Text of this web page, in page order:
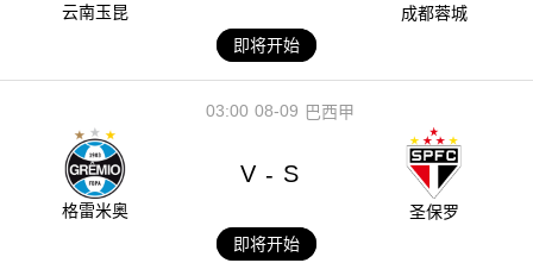
云南玉昆
成都蓉城
即将开始
08-09
03:00 巴西甲
格雷米奥
V - S
圣保罗
即将开始